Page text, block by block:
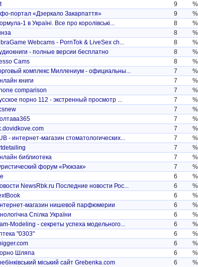
9
портал «Дзеркало Закарпаття»
9
1 в Україні. Все про королівські...
8
8
Webcams - PornTok & LiveSex ch...
8
- полные версии бесплатно
8
Cams
8
комплекс Миллениум - официальны...
7
книги
7
comparison
7
порно 112 - экстренный просмотр ...
7
7
7
7
- интернет-магазин стоматологических...
7
7
библиотека
7
форум «Рюкзак»
7
6
NewsRbk.ru Последние новости Рос...
6
6
магазин нишевой парфюмерии
6
Спілка України
6
Modeling - секреты успеха модельного...
6
"0303"
6
6
Шляпа
6
міський сайт Grebenka.com
6